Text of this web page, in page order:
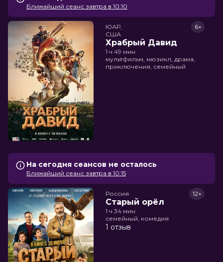
Ближайший сеанс завтра в 10:10
ЮАР,
США
Храбрый Давид
6+
1 ч 49 мин
мультфильм, мюзикл, драма,
приключения, семейный
На сегодня сеансов не осталось
Ближайший сеанс завтра в 10:15
Россия
Старый орёл
12+
1 ч 34 мин
семейный, комедия
1 отзыв